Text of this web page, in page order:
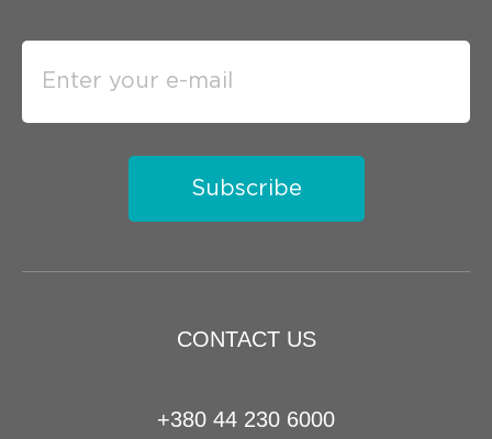
CONTACT US
+380 44 230 6000
Subscribe